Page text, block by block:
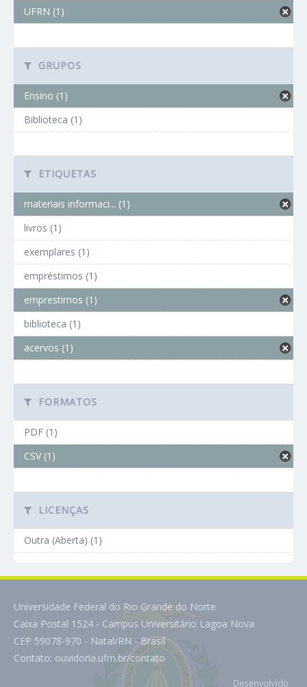
UFRN (1)
GRUPOS
Ensino (1)
Biblioteca (1)
ETIQUETAS
materiais informaci... (1)
livros (1)
exemplares (1)
empréstimos (1)
emprestimos (1)
biblioteca (1)
acervos (1)
FORMATOS
PDF (1)
CSV (1)
LICENÇAS
Outra (Aberta) (1)
Universidade Federal do Rio Grande do Norte
Caixa Postal 1524 - Campus Universitário Lagoa Nova
CEP 59078-970 - Natal/RN - Brasil
Contato: ouvidoria.ufrn.br/contato